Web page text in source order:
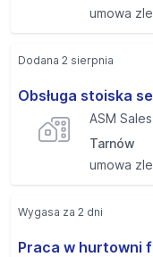
umowa
Obsługa stoiska
ASM
Tarnów
umowa
Dodana 2 sierpnia
Praca w hurtowni
Wygasa za 2 dni